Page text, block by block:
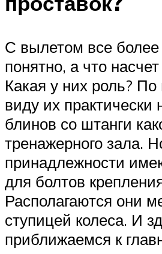
С вылетом все
понятно, а что
Какая у них роль?
виду их практически
блинов со штанги
тренажерного зала.
принадлежности
для болтов
Располагаются они
ступицей колеса. И
приближаемся к